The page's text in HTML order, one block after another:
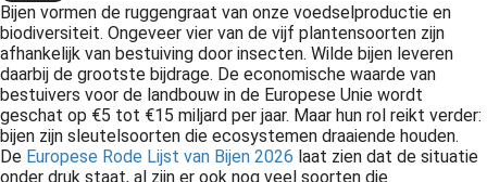
Bijen vormen de ruggengraat van onze voedselproductie en
biodiversiteit. Ongeveer vier van de vijf plantensoorten zijn
afhankelijk van bestuiving door insecten. Wilde bijen leveren
daarbij de grootste bijdrage. De economische waarde van
bestuivers voor de landbouw in de Europese Unie wordt
geschat op €5 tot €15 miljard per jaar. Maar hun rol reikt verder:
bijen zijn sleutelsoorten die ecosystemen draaiende houden.
De Europese Rode Lijst van Bijen 2026 laat zien dat de situatie
onder druk staat, al zijn er ook nog veel soorten die